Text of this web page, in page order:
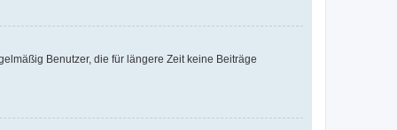
Benutzer, die für längere Zeit keine Beiträge